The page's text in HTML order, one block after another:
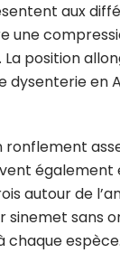
aux
une
position
dysenterie en
ronflement
également
autour de
sans
chaque espèce.